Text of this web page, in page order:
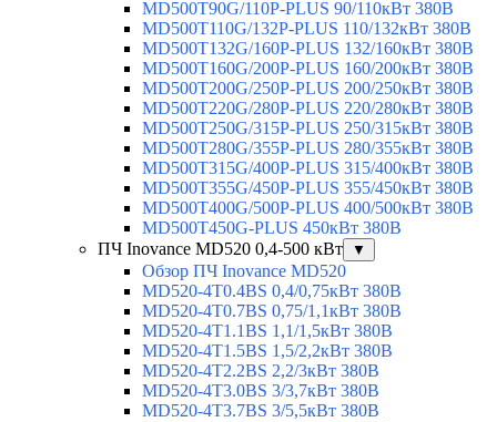
MD500T90G/110P-PLUS 90/110кВт 380В
MD500T110G/132P-PLUS 110/132кВт 380В
MD500T132G/160P-PLUS 132/160кВт 380В
MD500T160G/200P-PLUS 160/200кВт 380В
MD500T200G/250P-PLUS 200/250кВт 380В
MD500T220G/280P-PLUS 220/280кВт 380В
MD500T250G/315P-PLUS 250/315кВт 380В
MD500T280G/355P-PLUS 280/355кВт 380В
MD500T315G/400P-PLUS 315/400кВт 380В
MD500T355G/450P-PLUS 355/450кВт 380В
MD500T400G/500P-PLUS 400/500кВт 380В
MD500T450G-PLUS 450кВт 380В
ПЧ Inovance MD520 0,4-500 кВт
▼
Обзор ПЧ Inovance MD520
MD520-4T0.4BS 0,4/0,75кВт 380В
MD520-4T0.7BS 0,75/1,1кВт 380В
MD520-4T1.1BS 1,1/1,5кВт 380В
MD520-4T1.5BS 1,5/2,2кВт 380В
MD520-4T2.2BS 2,2/3кВт 380В
MD520-4T3.0BS 3/3,7кВт 380В
MD520-4T3.7BS 3/5,5кВт 380В